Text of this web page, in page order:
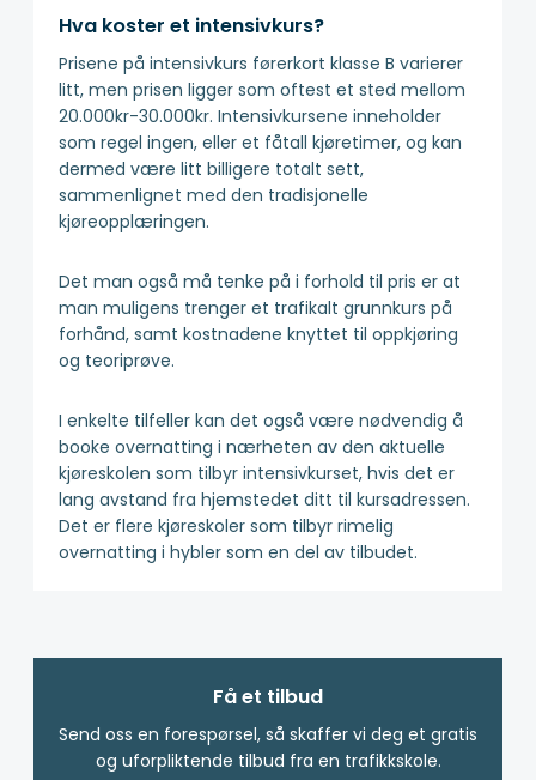
Hva koster et intensivkurs?
Prisene på intensivkurs førerkort klasse B varierer
litt, men prisen ligger som oftest et sted mellom
20.000kr-30.000kr. Intensivkursene inneholder
som regel ingen, eller et fåtall kjøretimer, og kan
dermed være litt billigere totalt sett,
sammenlignet med den tradisjonelle
kjøreopplæringen.
Det man også må tenke på i forhold til pris er at
man muligens trenger et trafikalt grunnkurs på
forhånd, samt kostnadene knyttet til oppkjøring
og teoriprøve.
I enkelte tilfeller kan det også være nødvendig å
booke overnatting i nærheten av den aktuelle
kjøreskolen som tilbyr intensivkurset, hvis det er
lang avstand fra hjemstedet ditt til kursadressen.
Det er flere kjøreskoler som tilbyr rimelig
overnatting i hybler som en del av tilbudet.
Få et tilbud
Send oss en forespørsel, så skaffer vi deg et gratis
og uforpliktende tilbud fra en trafikkskole.